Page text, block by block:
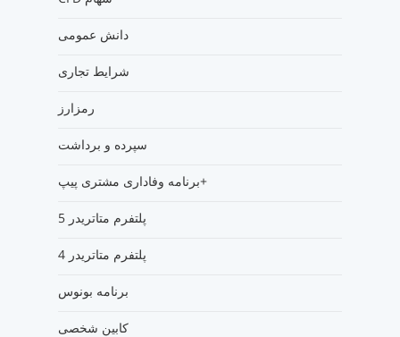
دانش عمومی
شرایط تجاری
رمزارز
سپرده و برداشت
برنامه وفاداری مشتری پیپ+
پلتفرم متاتریدر 5
پلتفرم متاتریدر 4
برنامه بونوس
کابین شخصی